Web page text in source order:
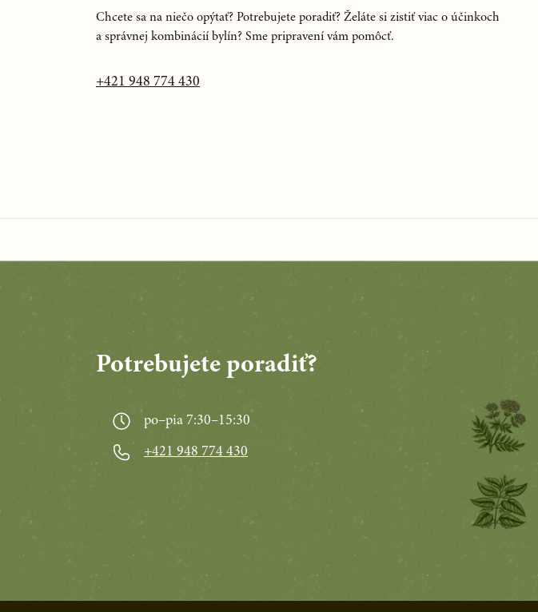
Chcete sa na niečo opýtať? Potrebujete poradiť? Želáte si zistiť viac o účinkoch
a správnej kombinácií bylín? Sme pripravení vám pomôcť.
+421 948 774 430
Potrebujete poradiť?
po–pia 7:30–15:30
+421 948 774 430